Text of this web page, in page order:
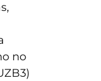
no